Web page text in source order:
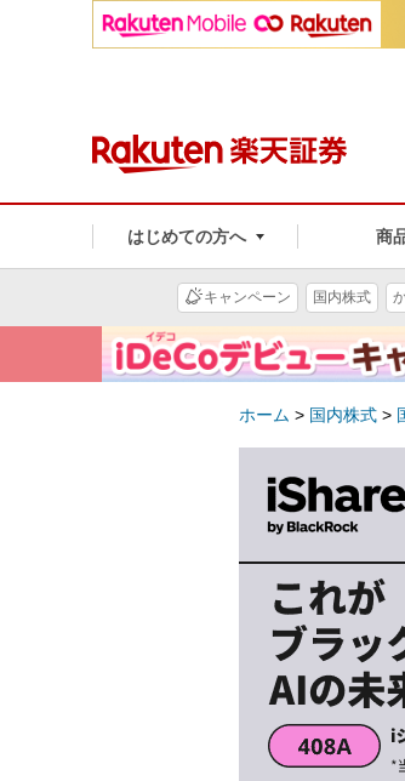
はじめての方へ 商
キャンペーン 国内株式
ホーム > 国内株式 >